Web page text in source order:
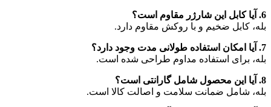
6. آیا کابل این شارژر مقاوم است؟
بله، کابل ضخیم و با روکش مقاوم دارد.
7. آیا امکان استفاده طولانی مدت وجود دارد؟
بله، برای استفاده مداوم طراحی شده است.
8. آیا این محصول شامل گارانتی است؟
بله، شامل ضمانت سلامت و اصالت کالا است.